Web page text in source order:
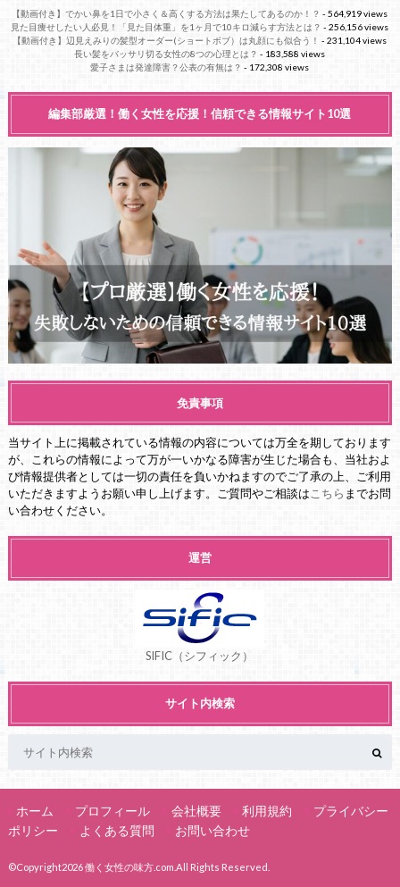
【動画付き】でかい鼻を1日で小さく＆高くする方法は果たしてあるのか！？ - 564,919 views
見た目痩せしたい人必見！「見た目体重」を1ヶ月で10キロ減らす方法とは？ - 256,156 views
【動画付き】辺見えみりの髪型オーダー(ショートボブ）は丸顔にも似合う！ - 231,104 views
長い髪をバッサリ切る女性の8つの心理とは？ - 183,588 views
愛子さまは発達障害？公表の有無は？ - 172,308 views
編集部厳選！働く女性を応援！信頼できる情報サイト10選
免責事項
当サイト上に掲載されている情報の内容については万全を期しております
が、これらの情報によって万が一いかなる障害が生じた場合も、当社およ
び情報提供者としては一切の責任を負いかねますのでご了承の上、ご利用
いただきますようお願い申し上げます。ご質問やご相談は こちら までお問
い合わせください。
運営
SIFIC（シフィック）
サイト内検索
ホーム プロフィール 会社概要 利用規約
プライバシー
ポリシー
よくある質問 お問い合わせ
©Copyright2026働く女性の味方.com .All Rights Reserved.